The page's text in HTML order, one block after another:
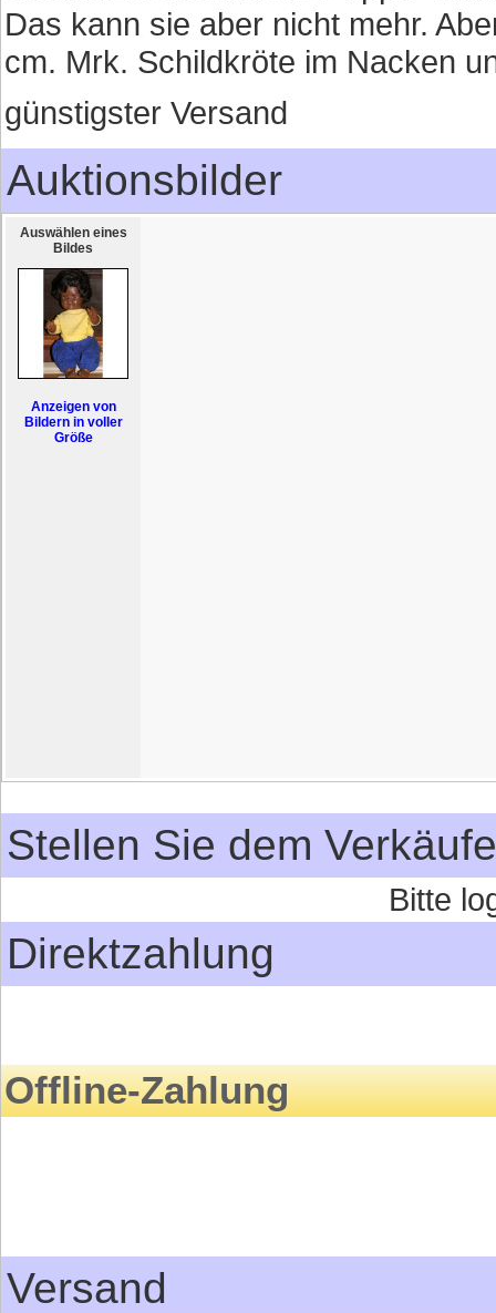
Das kann sie aber nicht mehr.
cm. Mrk. Schildkröte im Nacken
günstigster Versand
Auktionsbilder
Auswählen eines
Bildes
Anzeigen von
Bildern in voller
Größe
Stellen Sie dem
Bitte
Direktzahlung
Offline-Zahlung
Versand